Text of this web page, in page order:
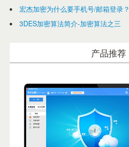
宏杰加密为什么要手机号/邮箱登录？
3DES加密算法简介-加密算法之三
产品推荐